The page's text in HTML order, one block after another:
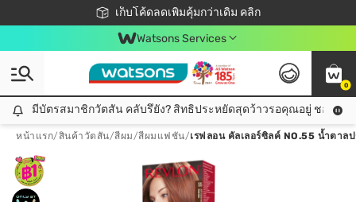
เก็บโค้ดลดเพิ่มคุ้มกว่าเดิม คลิก
ชอปออนไลน์ครั้งแรก ลดเพิ่มจุก ๆ 10%! 🎉
📦ส่งฟรี! เมื่อชอป 499฿
สมาชิกวัตสัน คลับดียังไง?
Watsons Services
0
มีบัตรสมาชิกวัตสัน คลับรึยัง? สิทธิประหยัดสุดว้าวรอคุณอยู่ ชอปคุ้มกว่าเดิม คลิก!
มีบัตรสมาชิกวัตสัน คลับรึยัง? สิทธิประหยัดสุดว้าวรอคุณอยู่ ชอปคุ้มก
หน้าแรก/สินค้าวัตสัน/สีผม/สีผมแฟชัน/เรฟลอน คัลเลอร์ซิลค์ NO.55 น้ำตาล